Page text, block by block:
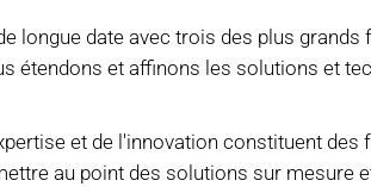
longue date avec trois des plus
étendons et affinons les solutions et
et de l'innovation constituent des
au point des solutions sur mesure